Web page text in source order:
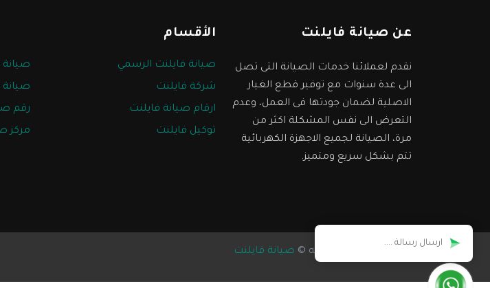
عن صيانة فايلنت
نقدم لعملائنا خدمات الصيانة التى تصل
الى عدة سنوات مع توفير قطع الغيار
الاصلية لضمان جودتها فى العمل، وعدم
التعرض الى نفس المشكلة اكثر من
مرة، الصيانة لجميع الاجهزة الكهربائية
تتم بشكل سريع ومتميز.
الأقسام
صيانة فايلنت الرسمي
صيانة
شركة فايلنت
صيانة
ارقام صيانة فايلنت
رقم
توكيل فايلنت
مركز
جميع الحقوق محفوظه © صيانة فايلنت